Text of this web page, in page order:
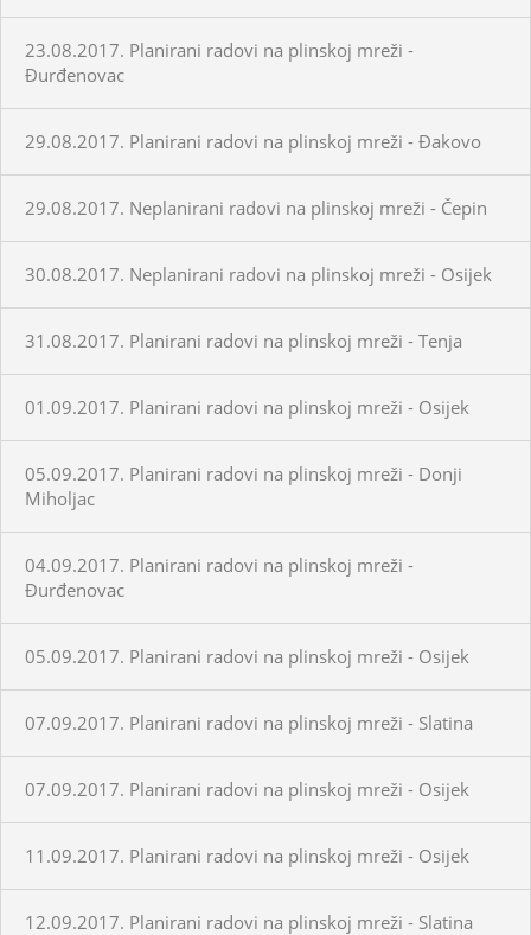
23.08.2017. Planirani radovi na plinskoj mreži -
Đurđenovac
29.08.2017. Planirani radovi na plinskoj mreži - Đakovo
29.08.2017. Neplanirani radovi na plinskoj mreži - Čepin
30.08.2017. Neplanirani radovi na plinskoj mreži - Osijek
31.08.2017. Planirani radovi na plinskoj mreži - Tenja
01.09.2017. Planirani radovi na plinskoj mreži - Osijek
05.09.2017. Planirani radovi na plinskoj mreži - Donji
Miholjac
04.09.2017. Planirani radovi na plinskoj mreži -
Đurđenovac
05.09.2017. Planirani radovi na plinskoj mreži - Osijek
07.09.2017. Planirani radovi na plinskoj mreži - Slatina
07.09.2017. Planirani radovi na plinskoj mreži - Osijek
11.09.2017. Planirani radovi na plinskoj mreži - Osijek
12.09.2017. Planirani radovi na plinskoj mreži - Slatina